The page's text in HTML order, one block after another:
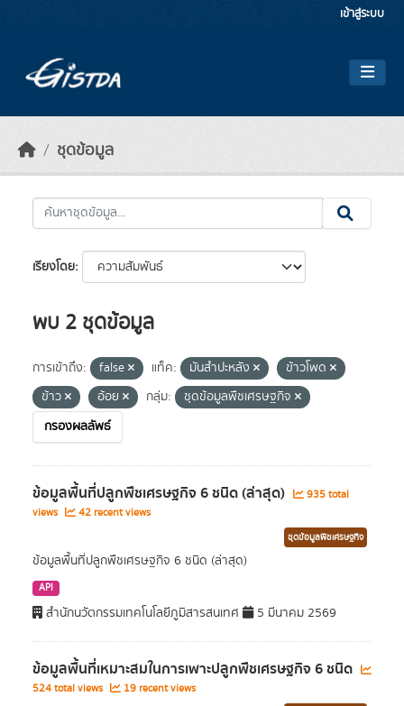
เข้าสู่ระบบ
ชุดข้อมูล
เรียงโดย
พบ 2 ชุดข้อมูล
การเข้าถึง: false แท็ค: มันสำปะหลัง
ข้าวโพด
ข้าว
อ้อย กลุ่ม:
ชุดข้อมูลพืชเศรษฐกิจ
กรองผลลัพธ์
ข้อมูลพื้นที่ปลูกพืชเศรษฐกิจ 6 ชนิด (ล่าสุด)
935 total
views
42 recent views
ชุดข้อมูลพืชเศรษฐกิจ
ข้อมูลพื้นที่ปลูกพืชเศรษฐกิจ 6 ชนิด (ล่าสุด)
API
สำนักนวัตกรรมเทคโนโลยีภูมิสารสนเทศ 5 มีนาคม 2569
ข้อมูลพื้นที่เหมาะสมในการเพาะปลูกพืชเศรษฐกิจ 6 ชนิด
524 total views 19 recent views